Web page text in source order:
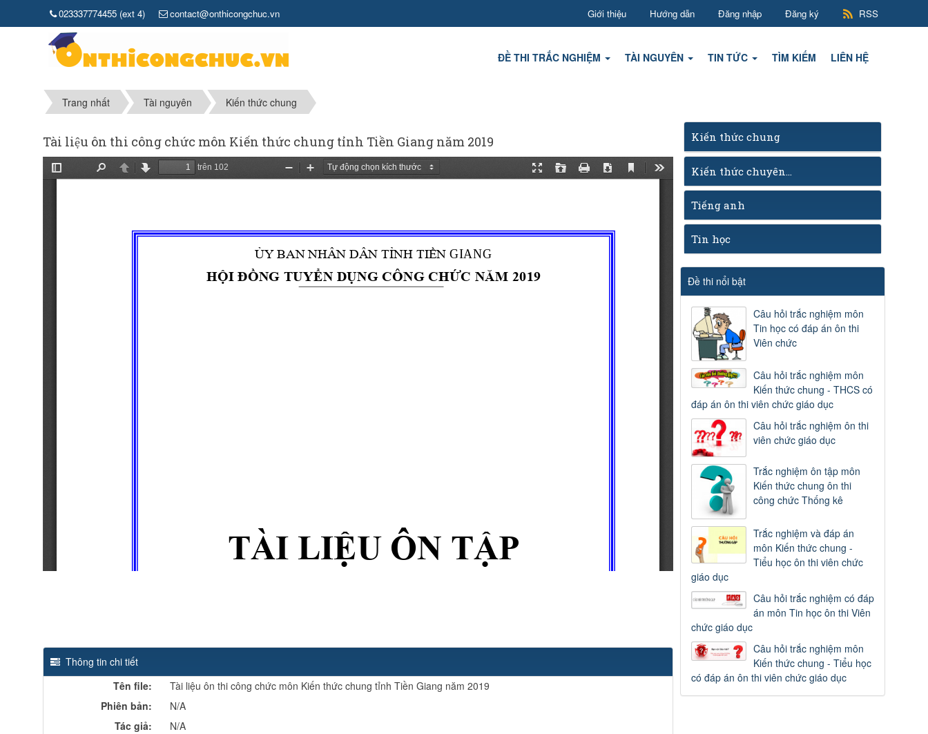
023337774455 (ext 4) contact@onthicongchuc.vn Giới thiệu Hướng dẫn Đăng nhập Đăng ký RSS
ĐỀ THI TRẮC NGHIỆM TÀI NGUYÊN TIN TỨC TÌM KIẾM LIÊN HỆ
Trang nhất Tài nguyên Kiến thức chung
Tài liệu ôn thi công chức môn Kiến thức chung tỉnh Tiền Giang năm 2019
Thông tin chi tiết
Tên file:
Tài liệu ôn thi công chức môn Kiến thức chung tỉnh Tiền Giang năm 2019
Phiên bản:
N/A
Tác giả:
N/A
Kiến thức chung
Kiến thức chuyên...
Tiếng anh
Tin học
Đề thi nổi bật
Câu hỏi trắc nghiệm môn
Tin học có đáp án ôn thi
Viên chức
Câu hỏi trắc nghiệm môn
Kiến thức chung - THCS có
đáp án ôn thi viên chức giáo dục
Câu hỏi trắc nghiệm ôn thi
viên chức giáo dục
Trắc nghiệm ôn tập môn
Kiến thức chung ôn thi
công chức Thống kê
Trắc nghiệm và đáp án
môn Kiến thức chung -
Tiểu học ôn thi viên chức
giáo dục
Câu hỏi trắc nghiệm có đáp
án môn Tin học ôn thi Viên
chức giáo dục
Câu hỏi trắc nghiệm môn
Kiến thức chung - Tiểu học
có đáp án ôn thi viên chức giáo dục